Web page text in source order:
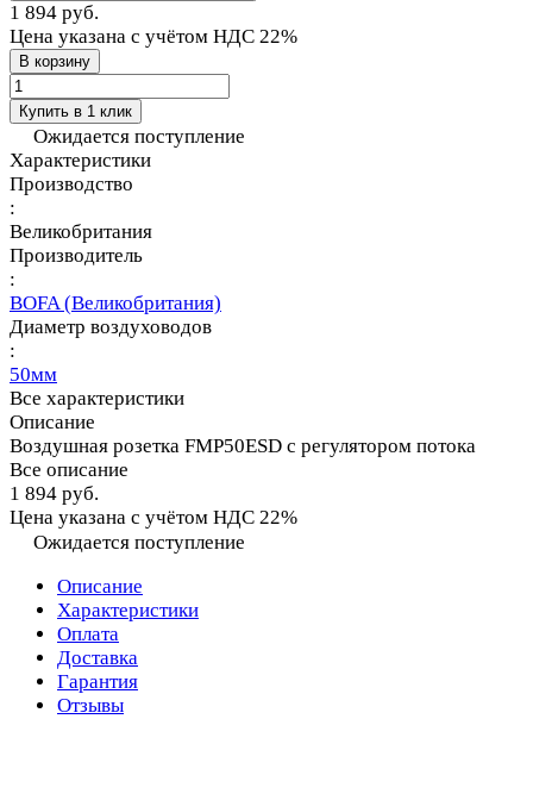
1 894 руб.
Цена указана с учётом НДС 22%
В корзину
Купить в 1 клик
Ожидается поступление
Характеристики
Производство
:
Великобритания
Производитель
:
BOFA (Великобритания)
Диаметр воздуховодов
:
50мм
Все характеристики
Описание
Воздушная розетка FMP50ESD с регулятором потока
Все описание
1 894 руб.
Цена указана с учётом НДС 22%
Ожидается поступление
Описание
Характеристики
Оплата
Доставка
Гарантия
Отзывы